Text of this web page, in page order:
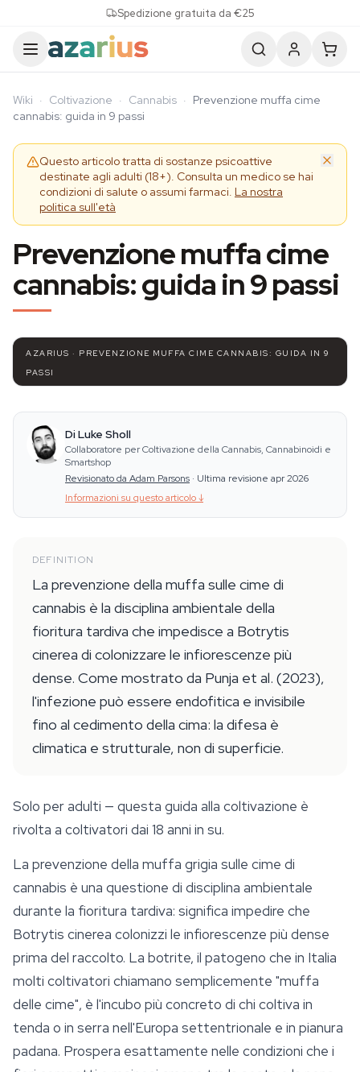
Spedizione gratuita da €25
Wiki · Coltivazione · Cannabis · Prevenzione muffa cime
cannabis: guida in 9 passi
Questo articolo tratta di sostanze psicoattive
destinate agli adulti (18+). Consulta un medico se hai
condizioni di salute o assumi farmaci. La nostra
politica sull'età
Prevenzione muffa cime
cannabis: guida in 9 passi
AZARIUS · PREVENZIONE MUFFA CIME CANNABIS: GUIDA IN 9
PASSI
Di Luke Sholl
Collaboratore per Coltivazione della Cannabis, Cannabinoidi e
Smartshop
Revisionato da Adam Parsons · Ultima revisione apr 2026
Informazioni su questo articolo↓
DEFINITION
La prevenzione della muffa sulle cime di
cannabis è la disciplina ambientale della
fioritura tardiva che impedisce a Botrytis
cinerea di colonizzare le infiorescenze più
dense. Come mostrato da Punja et al. (2023),
l'infezione può essere endofitica e invisibile
fino al cedimento della cima: la difesa è
climatica e strutturale, non di superficie.
Solo per adulti — questa guida alla coltivazione è
rivolta a coltivatori dai 18 anni in su.
La prevenzione della muffa grigia sulle cime di
cannabis è una questione di disciplina ambientale
durante la fioritura tardiva: significa impedire che
Botrytis cinerea colonizzi le infiorescenze più dense
prima del raccolto. La botrite, il patogeno che in Italia
molti coltivatori chiamano semplicemente "muffa
delle cime", è l'incubo più concreto di chi coltiva in
tenda o in serra nell'Europa settentrionale e in pianura
padana. Prospera esattamente nelle condizioni che i